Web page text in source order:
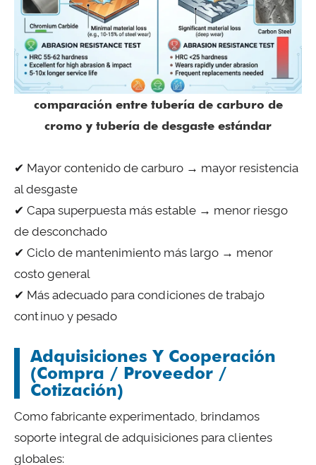
comparación entre tubería de carburo de
cromo y tubería de desgaste estándar
✔ Mayor contenido de carburo → mayor resistencia
al desgaste
✔ Capa superpuesta más estable → menor riesgo
de desconchado
✔ Ciclo de mantenimiento más largo → menor
costo general
✔ Más adecuado para condiciones de trabajo
continuo y pesado
Adquisiciones Y Cooperación
(Compra / Proveedor /
Cotización)
Como fabricante experimentado, brindamos
soporte integral de adquisiciones para clientes
globales: